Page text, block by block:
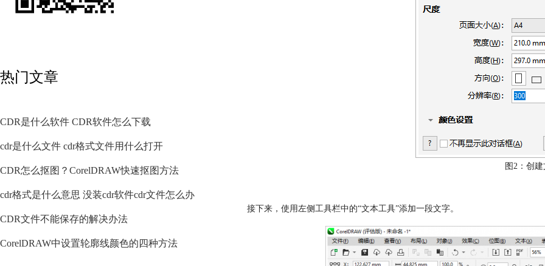
热门文章
CDR是什么软件 CDR软件怎么下载
cdr是什么文件 cdr格式文件用什么打开
CDR怎么抠图？CorelDRAW快速抠图方法
cdr格式是什么意思 没装cdr软件cdr文件怎么办
CDR文件不能保存的解决办法
CorelDRAW中设置轮廓线颜色的四种方法
图2：创
接下来，使用左侧工具栏中的“文本工具”添加一段文字。